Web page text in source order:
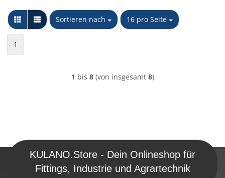
Sortieren nach
Sortieren nach 16 pro Seite
pro Seite
1
1 bis 8(von insgesamt 8)
KULANO.Store - Dein Onlineshop für
Fittings, Industrie und Agrartechnik